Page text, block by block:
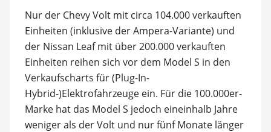
Nur der Chevy Volt mit circa 104.000 verkauften
Einheiten (inklusive der Ampera-Variante) und
der Nissan Leaf mit über 200.000 verkauften
Einheiten reihen sich vor dem Model S in den
Verkaufscharts für (Plug-In-
Hybrid-)Elektrofahrzeuge ein. Für die 100.000er-
Marke hat das Model S jedoch eineinhalb Jahre
weniger als der Volt und nur fünf Monate länger